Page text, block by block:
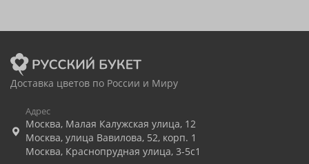
Доставка цветов по России и Миру
Адрес
Москва, Малая Калужская улица, 12
Москва, улица Вавилова, 52, корп. 1
Москва, Краснопрудная улица, 3-5с1